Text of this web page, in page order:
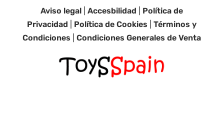
Aviso legal |Accesbilidad
Política de
Privacidad
Política de Cookies |Términos y
Condiciones |Condiciones Generales de Venta